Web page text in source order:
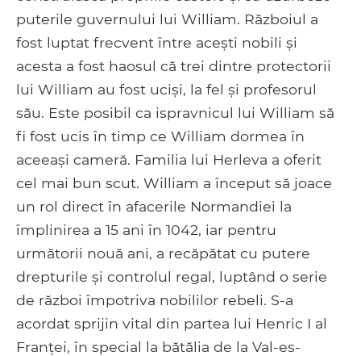
puterile guvernului lui William. Războiul a
fost luptat frecvent între acești nobili și
acesta a fost haosul că trei dintre protectorii
lui William au fost uciși, la fel și profesorul
său. Este posibil ca ispravnicul lui William să
fi fost ucis în timp ce William dormea ​​în
aceeași cameră. Familia lui Herleva a oferit
cel mai bun scut. William a început să joace
un rol direct în afacerile Normandiei la
împlinirea a 15 ani în 1042, iar pentru
următorii nouă ani, a recăpătat cu putere
drepturile și controlul regal, luptând o serie
de război împotriva nobililor rebeli. S-a
acordat sprijin vital din partea lui Henric I al
Franței, în special la bătălia de la Val-es-